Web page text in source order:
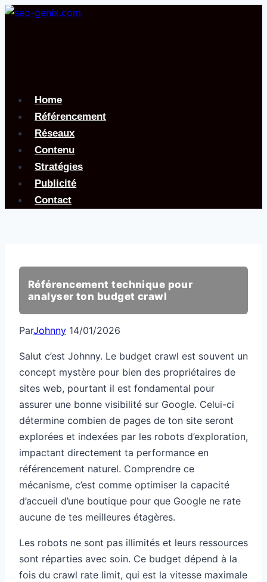
Aller
Home
Référencement
Réseaux
Contenu
Stratégies
Publicité
Contact
Référencement technique pour
analyser ton budget crawl
ParJohnny 14/01/2026
Salut c’est Johnny. Le budget crawl est souvent un
concept mystère pour bien des propriétaires de
sites web, pourtant il est fondamental pour
assurer une bonne visibilité sur Google. Celui-ci
détermine combien de pages de ton site seront
explorées et indexées par les robots d’exploration,
impactant directement ta performance en
référencement naturel. Comprendre ce
mécanisme, c’est comme optimiser la capacité
d’accueil d’une boutique pour que Google ne rate
aucune de tes meilleures étagères.
Les robots ne sont pas illimités et leurs ressources
sont réparties avec soin. Ce budget dépend à la
fois du crawl rate limit, qui est la vitesse maximale